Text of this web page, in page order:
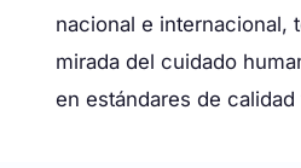
nacional e internacional,
mirada del cuidado
en estándares de